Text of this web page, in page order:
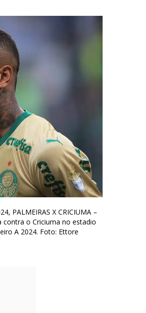
PALMEIRAS X CRICIUMA –
contra o Criciuma no estadio
A 2024. Foto: Ettore